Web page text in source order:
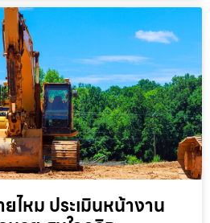
ไหม ประเมินหน้างาน